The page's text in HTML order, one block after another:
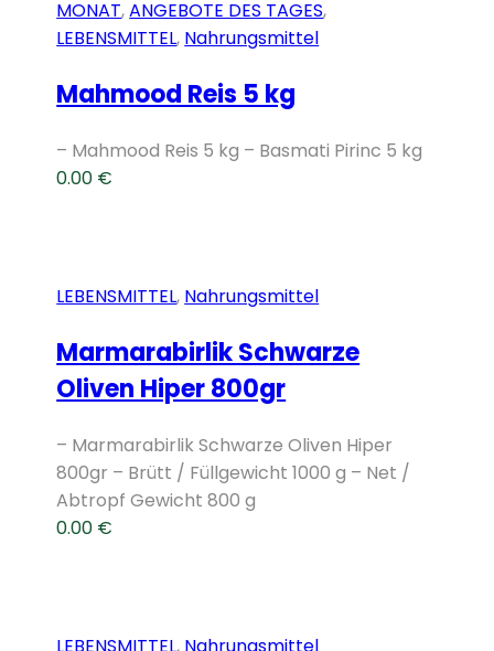
MONAT,ANGEBOTE DES TAGES,
LEBENSMITTEL, Nahrungsmittel
Mahmood Reis 5 kg
– Mahmood Reis 5 kg – Basmati Pirinc 5 kg
0.00 €
LEBENSMITTEL, Nahrungsmittel
Marmarabirlik Schwarze
Oliven Hiper 800gr
– Marmarabirlik Schwarze Oliven Hiper
800gr – Brütt / Füllgewicht 1000 g – Net /
Abtropf Gewicht 800 g
0.00 €
LEBENSMITTEL, Nahrungsmittel